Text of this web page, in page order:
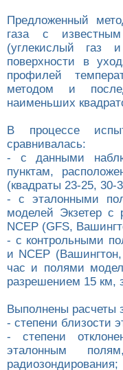
Предложенный
газа с
(углекислый газ
поверхности в
профилей
методом и
наименьших
В процессе
сравнивалась:
- с данными
пунктам,
(квадраты 23-25, 30-
- с эталонными
моделей Экзетер с
NCEP (GFS,
- с контрольными
и NCEP (Вашингтон,
час и полями
разрешением 15 км,
Выполнены расчеты
- степени близости
- степени
эталонным
радиозондирования;